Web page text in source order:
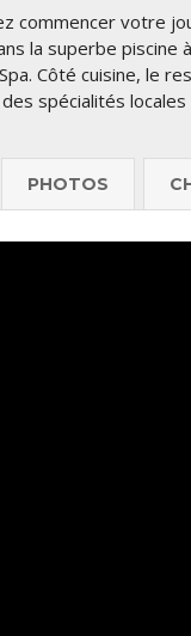
commencer votre
la superbe piscine
Côté cuisine, le
des spécialités
PHOTOS